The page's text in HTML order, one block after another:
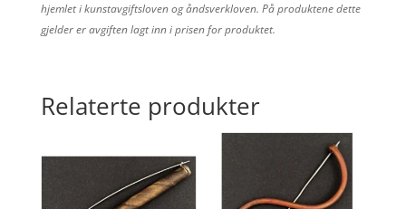
hjemlet i kunstavgiftsloven og åndsverkloven. På produktene dette
gjelder er avgiften lagt inn i prisen for produktet.
Relaterte produkter